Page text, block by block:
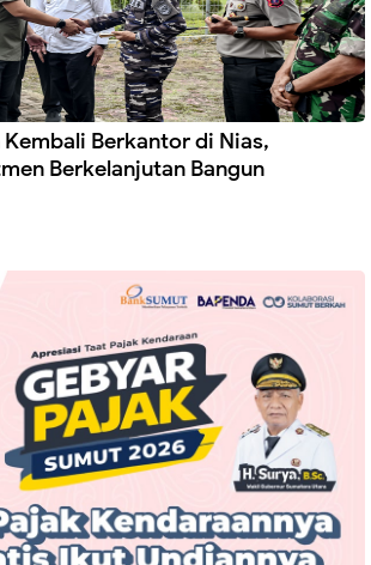
Berkantor di Nias,
Berkelanjutan Bangun